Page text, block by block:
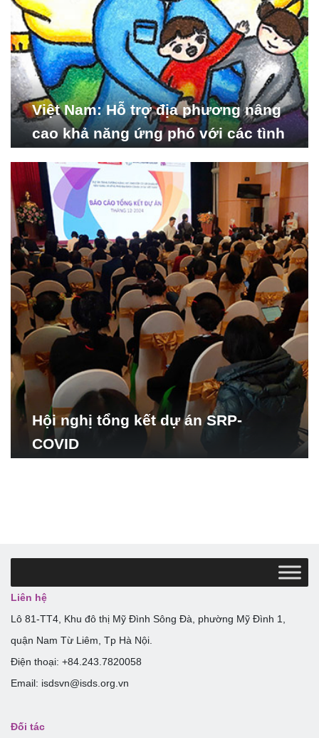
Việt Nam: Hỗ trợ địa phương nâng
cao khả năng ứng phó với các tình
Hội nghị tổng kết dự án SRP-
COVID
Liên hệ
Lô 81-TT4, Khu đô thị Mỹ Đình Sông Đà, phường Mỹ Đình 1,
quận Nam Từ Liêm, Tp Hà Nội.
Điện thoại: +84.243.7820058
Email: isdsvn@isds.org.vn
Đối tác